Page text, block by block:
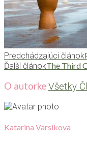
Predchádzajúci článok
Ďalší článokThe Third
O autorkeVšetky
Katarina Varsikova